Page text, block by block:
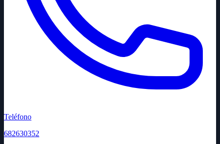
Teléfono
682630352